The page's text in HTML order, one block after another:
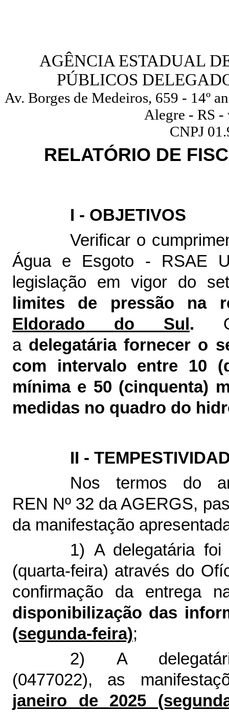
AGÊNCIA ESTADUAL
PÚBLICOS
Av. Borges de Medeiros, 659 - 14º
Alegre - RS -
CNPJ
RELATÓRIO DE
I - OBJETIVOS
Verificar o
Água e Esgoto - RSAE
legislação em vigor do
limites de pressão na
Eldorado do Sul . O
a delegatária fornecer o
com intervalo entre 10
mínima e 50 (cinquenta)
medidas no quadro do
II -
Nos termos do
REN Nº 32 da AGERGS,
da manifestação
1) A delegatária
(quarta-feira) através do
confirmação da entrega
disponibilização das
(segunda-feira);
2) A
(0477022), as
janeiro de 2025